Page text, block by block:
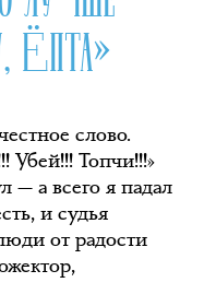
ЁПТА»
слово.
Убей!!! Топчи!!!»
— а всего я падал
и судья
от радости